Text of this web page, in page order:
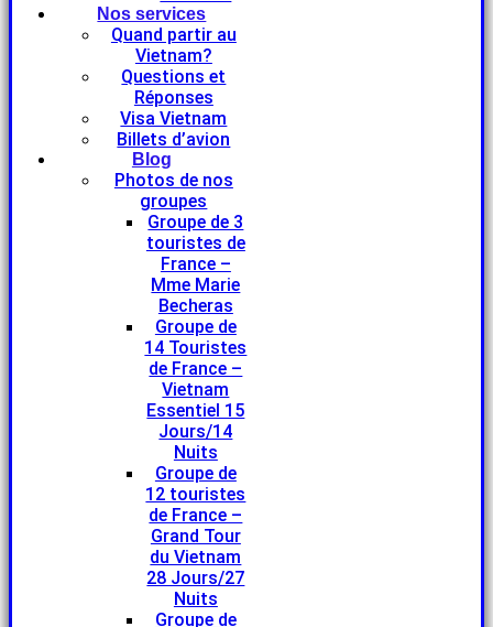
Nos services
Quand partir au
Vietnam?
Questions et
Réponses
Visa Vietnam
Billets d’avion
Blog
Photos de nos
groupes
Groupe de 3
touristes de
France –
Mme Marie
Becheras
Groupe de
14 Touristes
de France –
Vietnam
Essentiel 15
Jours/14
Nuits
Groupe de
12 touristes
de France –
Grand Tour
du Vietnam
28 Jours/27
Nuits
Groupe de